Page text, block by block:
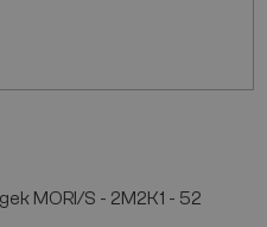
MORI/S - 2M2K1 - 52